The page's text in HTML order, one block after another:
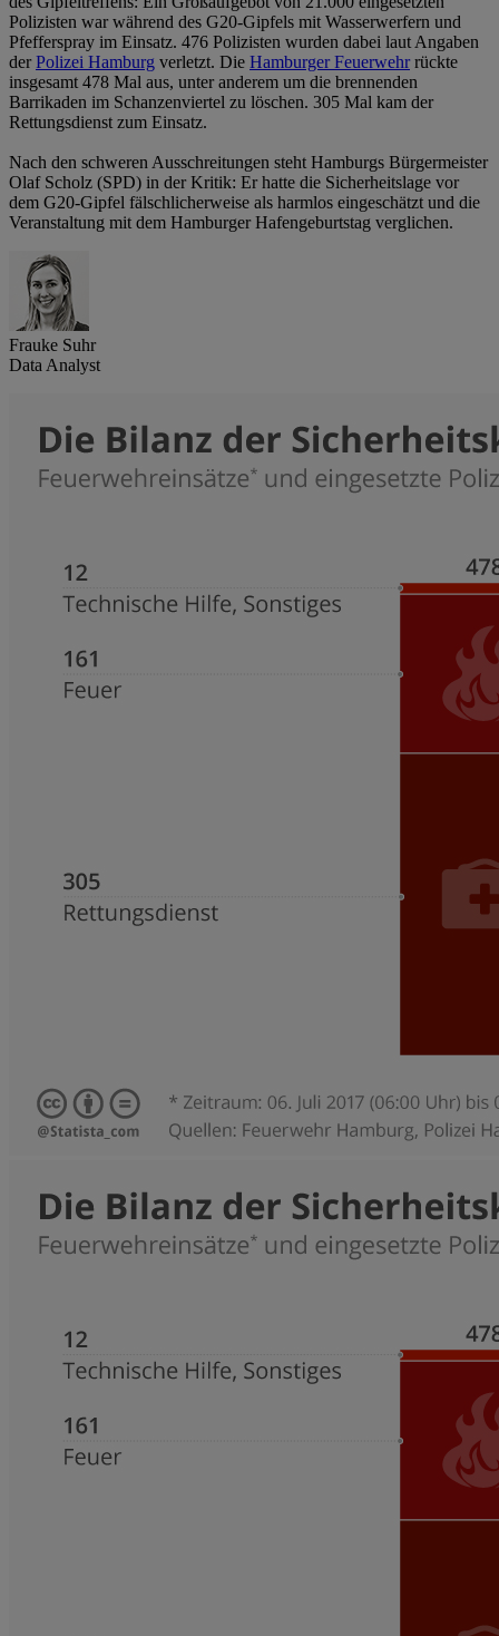
Polizisten war während des G20-Gipfels mit Wasserwerfern und
Pfefferspray im Einsatz. 476 Polizisten wurden dabei laut Angaben
derPolizei Hamburg verletzt. Die Hamburger Feuerwehrrückte
insgesamt 478 Mal aus, unter anderem um die brennenden
Barrikaden im Schanzenviertel zu löschen. 305 Mal kam der
Rettungsdienst zum Einsatz.
Nach den schweren Ausschreitungen steht Hamburgs Bürgermeister
Olaf Scholz (SPD) in der Kritik: Er hatte die Sicherheitslage vor
dem G20-Gipfel fälschlicherweise als harmlos eingeschätzt und die
Veranstaltung mit dem Hamburger Hafengeburtstag verglichen.
Frauke Suhr
Data Analyst